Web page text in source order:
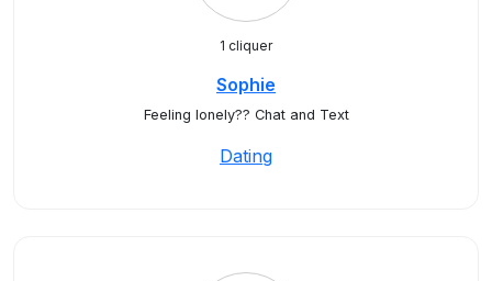
1 cliquer
Sophie
Feeling lonely?? Chat and Text
Dating